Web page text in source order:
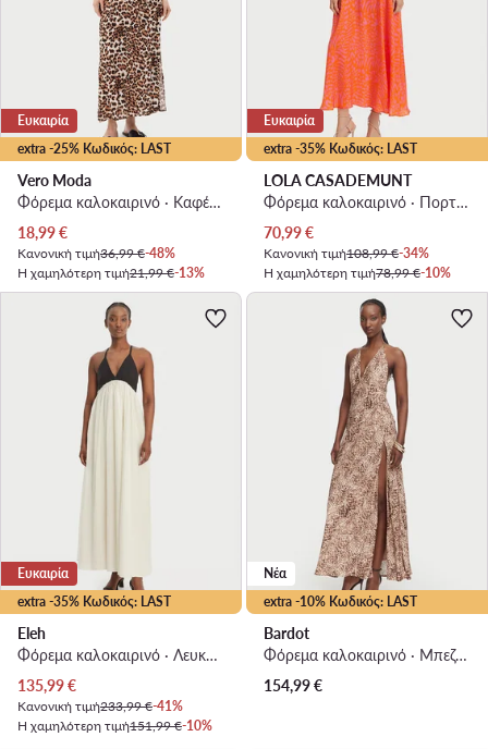
extra -25% Κωδικός: LAST
Ευκαιρία
Vero Moda
Φόρεμα καλοκαιρινό · Καφέ · Maxi
Τρέχουσα τιμή
18,99€
Κανονική τιμή36,99 €-48%
Η χαμηλότερη τιμή21,99 €-13%
extra -35% Κωδικός: LAST
Ευκαιρία
LOLA CASADEMUNT
Φόρεμα καλοκαιρινό · Πορτοκαλί · Maxi
Τρέχουσα τιμή
70,99€
Κανονική τιμή108,99 €-34%
Η χαμηλότερη τιμή78,99 €-10%
extra -35% Κωδικός: LAST
Ευκαιρία
Eleh
Φόρεμα καλοκαιρινό · Λευκό · Maxi
Τρέχουσα τιμή
135,99€
Κανονική τιμή233,99 €-41%
Η χαμηλότερη τιμή151,99 €-10%
extra -10% Κωδικός: LAST
Νέα
Bardot
Φόρεμα καλοκαιρινό · Μπεζ · Maxi
154,99€